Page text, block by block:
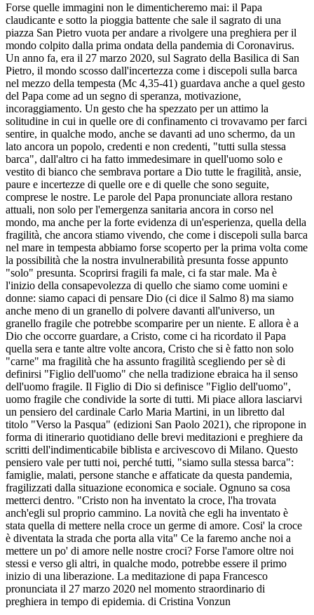
Forse quelle immagini non le dimenticheremo mai: il Papa
claudicante e sotto la pioggia battente che sale il sagrato di una
piazza San Pietro vuota per andare a rivolgere una preghiera per il
mondo colpito dalla prima ondata della pandemia di Coronavirus.
Un anno fa, era il 27 marzo 2020, sul Sagrato della Basilica di San
Pietro, il mondo scosso dall'incertezza come i discepoli sulla barca
nel mezzo della tempesta (Mc 4,35-41) guardava anche a quel gesto
del Papa come ad un segno di speranza, motivazione,
incoraggiamento. Un gesto che ha spezzato per un attimo la
solitudine in cui in quelle ore di confinamento ci trovavamo per farci
sentire, in qualche modo, anche se davanti ad uno schermo, da un
lato ancora un popolo, credenti e non credenti, "tutti sulla stessa
barca", dall'altro ci ha fatto immedesimare in quell'uomo solo e
vestito di bianco che sembrava portare a Dio tutte le fragilità, ansie,
paure e incertezze di quelle ore e di quelle che sono seguite,
comprese le nostre. Le parole del Papa pronunciate allora restano
attuali, non solo per l'emergenza sanitaria ancora in corso nel
mondo, ma anche per la forte evidenza di un'esperienza, quella della
fragilità, che ancora stiamo vivendo, che come i discepoli sulla barca
nel mare in tempesta abbiamo forse scoperto per la prima volta come
la possibilità che la nostra invulnerabilità presunta fosse appunto
"solo" presunta. Scoprirsi fragili fa male, ci fa star male. Ma è
l'inizio della consapevolezza di quello che siamo come uomini e
donne: siamo capaci di pensare Dio (ci dice il Salmo 8) ma siamo
anche meno di un granello di polvere davanti all'universo, un
granello fragile che potrebbe scomparire per un niente. E allora è a
Dio che occorre guardare, a Cristo, come ci ha ricordato il Papa
quella sera e tante altre volte ancora, Cristo che si è fatto non solo
"carne" ma fragilità che ha assunto fragilità scegliendo per sè di
definirsi "Figlio dell'uomo" che nella tradizione ebraica ha il senso
dell'uomo fragile. Il Figlio di Dio si definisce "Figlio dell'uomo",
uomo fragile che condivide la sorte di tutti. Mi piace allora lasciarvi
un pensiero del cardinale Carlo Maria Martini, in un libretto dal
titolo "Verso la Pasqua" (edizioni San Paolo 2021), che ripropone in
forma di itinerario quotidiano delle brevi meditazioni e preghiere da
scritti dell'indimenticabile biblista e arcivescovo di Milano. Questo
pensiero vale per tutti noi, perché tutti, "siamo sulla stessa barca":
famiglie, malati, persone stanche e affaticate da questa pandemia,
fragilizzati dalla situazione economica e sociale. Ognuno sa cosa
metterci dentro. "Cristo non ha inventato la croce, l'ha trovata
anch'egli sul proprio cammino. La novità che egli ha inventato è
stata quella di mettere nella croce un germe di amore. Cosi' la croce
è diventata la strada che porta alla vita" Ce la faremo anche noi a
mettere un po' di amore nelle nostre croci? Forse l'amore oltre noi
stessi e verso gli altri, in qualche modo, potrebbe essere il primo
inizio di una liberazione. La meditazione di papa Francesco
pronunciata il 27 marzo 2020 nel momento straordinario di
preghiera in tempo di epidemia. di Cristina Vonzun